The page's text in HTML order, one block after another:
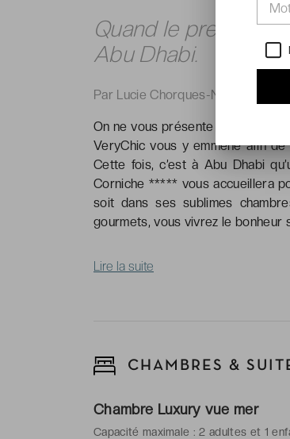
Quand le prestige
Abu Dhabi.
Par Lucie Chorques-Navalon,
On ne vous présente plus les
VeryChic vous y emmène afin
Cette fois, c’est à Abu Dhabi
Corniche ***** vous accueillera
soit dans ses sublimes
gourmets, vous vivrez le bonheur
Lire la suite
CHAMBRES &
Chambre Luxury vue mer
Capacité maximale : 2 adultes et 1